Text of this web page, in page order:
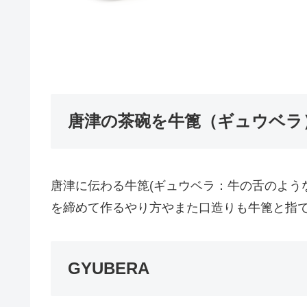
唐津の茶碗を牛篦（ギュウベ
唐津に伝わる牛箆(ギュウベラ：牛の舌のよ
を締めて作るやり方やまた口造りも牛篦と指
GYUBERA